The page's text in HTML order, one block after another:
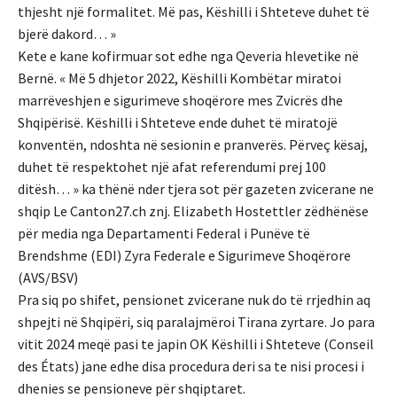
thjesht një formalitet. Më pas, Këshilli i Shteteve duhet të
bjerë dakord… »
Kete e kane kofirmuar sot edhe nga Qeveria hlevetike në
Bernë. « Më 5 dhjetor 2022, Këshilli Kombëtar miratoi
marrëveshjen e sigurimeve shoqërore mes Zvicrës dhe
Shqipërisë. Këshilli i Shteteve ende duhet të miratojë
konventën, ndoshta në sesionin e pranverës. Përveç kësaj,
duhet të respektohet një afat referendumi prej 100
ditësh… » ka thënë nder tjera sot për gazeten zvicerane ne
shqip Le Canton27.ch znj. Elizabeth Hostettler zëdhënëse
për media nga Departamenti Federal i Punëve të
Brendshme (EDI) Zyra Federale e Sigurimeve Shoqërore
(AVS/BSV)
Pra siq po shifet, pensionet zvicerane nuk do të rrjedhin aq
shpejti në Shqipëri, siq paralajmëroi Tirana zyrtare. Jo para
vitit 2024 meqë pasi te japin OK Këshilli i Shteteve (Conseil
des États) jane edhe disa procedura deri sa te nisi procesi i
dhenies se pensioneve për shqiptaret.